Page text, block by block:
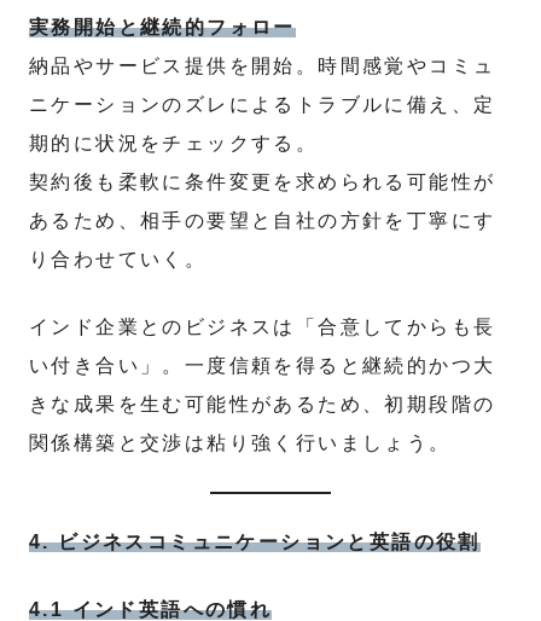
実務開始と継続的フォロー
納品やサービス提供を開始。時間感覚やコミュ
ニケーションのズレによるトラブルに備え、定
期的に状況をチェックする。
契約後も柔軟に条件変更を求められる可能性が
あるため、相手の要望と自社の方針を丁寧にす
り合わせていく。
インド企業とのビジネスは「合意してからも長
い付き合い」。一度信頼を得ると継続的かつ大
きな成果を生む可能性があるため、初期段階の
関係構築と交渉は粘り強く行いましょう。
4. ビジネスコミュニケーションと英語の役割
4.1 インド英語への慣れ